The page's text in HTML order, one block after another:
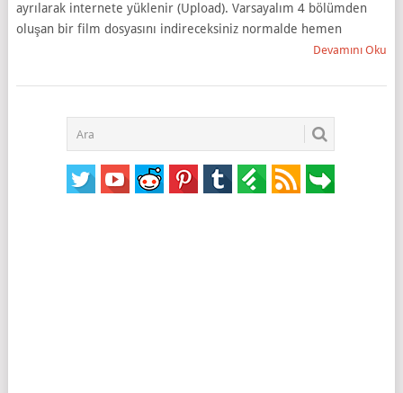
ayrılarak internete yüklenir (Upload). Varsayalım 4 bölümden
oluşan bir film dosyasını indireceksiniz normalde hemen
Devamını Oku